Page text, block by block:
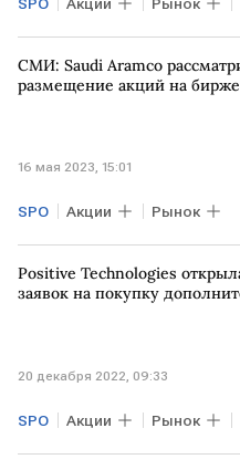
РОССИЯ Мосбиржа
СМИ: Saudi Aramco
размещение акций на бирже
16 мая 2023, 15:01
SPO Акции Рынок
САУДОВСКАЯ АРАВИЯ
Positive Technologies
заявок на покупку
20 декабря 2022, 09:33
SPO Акции Рынок
РОССИЯ Positive